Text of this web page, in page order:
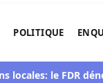
de
POLITIQUE
le FDR